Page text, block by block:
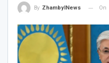
By ZhambylNews On